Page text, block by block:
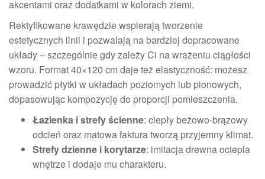
akcentami oraz dodatkami w kolorach ziemi.
Rektyfikowane krawędzie wspierają tworzenie
estetycznych linii i pozwalają na bardziej dopracowane
układy – szczególnie gdy zależy Ci na wrażeniu ciągłości
wzoru. Format 40×120 cm daje też elastyczność: możesz
prowadzić płytki w układach poziomych lub pionowych,
dopasowując kompozycję do proporcji pomieszczenia.
Łazienka i strefy ścienne: ciepły beżowo-brązowy
odcień oraz matowa faktura tworzą przyjemny klimat.
Strefy dzienne i korytarze: imitacja drewna ociepla
wnętrze i dodaje mu charakteru.